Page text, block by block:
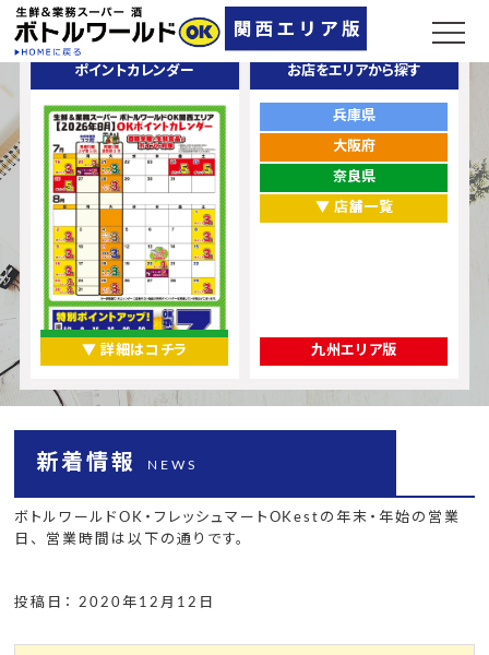
ポイントカレンダー
▼ 詳細はコチラ
お店をエリアから探す
兵庫県
大阪府
奈良県
▼ 店舗一覧
九州エリア版
新着情報 NEWS
ボトルワールドOK・フレッシュマートOKestの年末・年始の営業
日、 営業時間は以下の通りです。
投稿日： 2020年12月12日